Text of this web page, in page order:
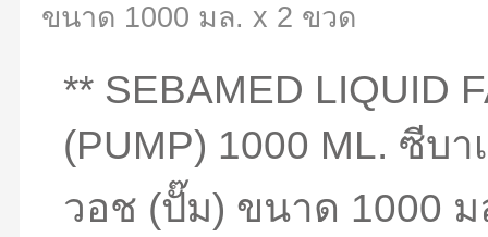
ขนาด 1000 มล. x 2 ขวด
** SEBAMED LIQUID
(PUMP) 1000 ML. ซีบ
วอช (ปั๊ม) ขนาด 1000